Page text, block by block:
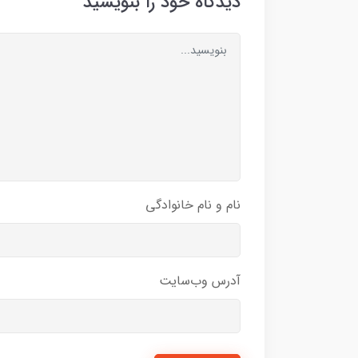
نام و نام خانوادگی
آدرس وب‌سایت